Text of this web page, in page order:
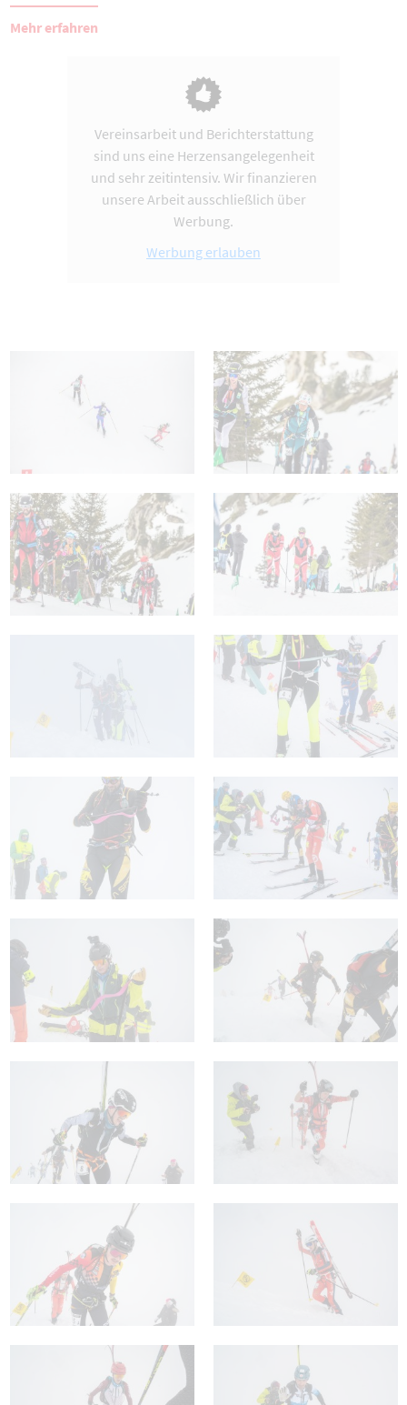
Mehr erfahren
Vereinsarbeit und Berichterstattung
sind uns eine Herzensangelegenheit
und sehr zeitintensiv. Wir finanzieren
unsere Arbeit ausschließlich über
Werbung.
Werbung erlauben